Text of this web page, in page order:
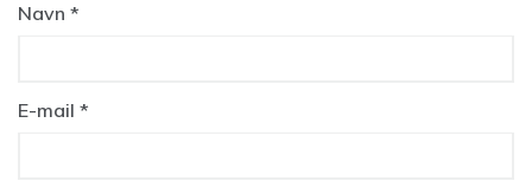
Navn *
E-mail *